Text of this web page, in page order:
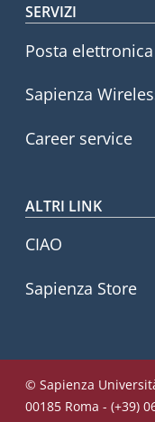
SERVIZI
Posta elettronica
Sapienza
Career service
ALTRI LINK
CIAO
Sapienza Store
© Sapienza
00185 Roma - (+39)